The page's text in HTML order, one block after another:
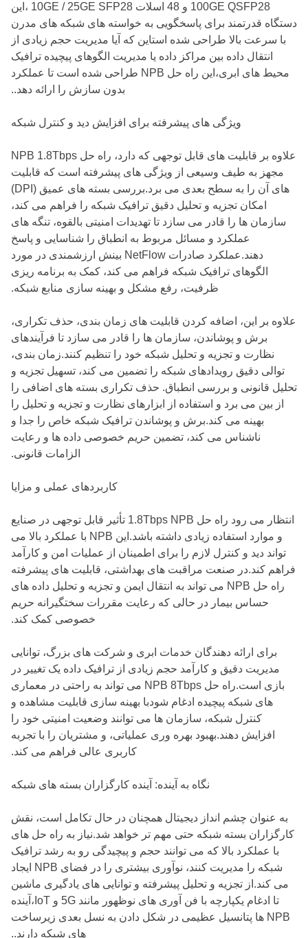
100GE QSFP28 و 48 اسلات 10GE / 25GE SFP28 ،این
دستگاه قدرتمند برای پاسخگویی به خواسته های شبکه های مدرن
با سرعت بالا طراحی شده استاین که آیا مدیریت حجم زیادی از
انتقال داده بین مراکز داده یا مدیریت الگوهای پیچیده ترافیک
محیط های ابری،این راه حل NPB طراحی شده است تا عملکرد
بدون سازش را ارائه دهد..
ویژگی های پیشرفته برای افزایش دید و کنترل شبکه
علاوه بر قابلیت های قابل توجهی که دارد، راه حل NPB 1.8Tbps
مجهز به طیف وسیعی از ویژگی های پیشرفته است که قابلیت
های آن را به سطح بعدی می برد.بررسی بسته های عمیق (DPI)
امکان تجزیه و تحلیل دقیق ترافیک شبکه را فراهم می کند،
سازمان ها را قادر می سازد تا تهدیدات امنیتی بالقوه، تنگه های
عملکرد و مسائل مربوط به انطباق را شناسایی و پاسخ
دهند.عملکرد صادرات NetFlow بینش ارزشمندی در مورد
الگوهای ترافیک شبکه فراهم می کند، کمک به برنامه ریزی
ظرفیت، رفع مشکل و بهینه سازی منابع شبکه.
علاوه بر این، اضافه کردن قابلیت های زمان بندی، حذف تکراری،
برش و پوشاندن، سازمان ها را قادر می سازد تا فرآیندهای
نظارت و تجزیه و تحلیل شبکه خود را تنظیم کنند.زمان بندی،
توالی دقیق رویدادهای شبکه را تضمین می کند، تسهیل تجزیه و
تحلیل قانونی و بررسی انطباق. حذف تکراری بسته های اضافی را
از بین می برد و استفاده از ابزارهای نظارت و تجزیه و تحلیل را
بهینه می کند.برش و پوشاندن ترافیک شبکه خاص را جدا و
ناشناس می کند، تضمین حریم خصوصی داده ها و رعایت
الزامات قانونی.
کاربردهای عملی و مزایا
انتظار می رود راه حل 1.8Tbps NPB تأثیر قابل توجهی در صنایع
و موارد استفاده زیادی داشته باشد.این NPB با عملکرد بالا می
تواند دید و کنترل لازم را برای اطمینان از عملیات امن و کارآمد
فراهم کند.در صنعت مراقبت های بهداشتی، قابلیت های پیشرفته
راه حل NPB می تواند به انتقال ایمن و تجزیه و تحلیل داده های
حساس بیمار در حالی که رعایت مقررات سختگیرانه حریم
خصوصی کمک کند.
برای ارائه دهندگان خدمات ابری و شرکت های بزرگ، توانایی
مدیریت دقیق و کارآمد حجم زیادی از ترافیک داده یک تغییر در
بازی است.راه حل NPB 8Tbps می تواند به راحتی در معماری
های شبکه پیچیده ادغام شودبا بهینه سازی قابلیت مشاهده و
کنترل شبکه، سازمان ها می توانند وضعیت امنیتی خود را
افزایش دهند.بهبود بهره وری عملیاتی، و مشتریان را با تجربه
کاربری عالی فراهم می کند.
نگاه به آینده: آینده کارگزاران بسته های شبکه
به عنوان چشم انداز دیجیتال همچنان در حال تکامل است، نقش
کارگزاران بسته شبکه حتی مهم تر خواهد شد.نیاز به راه حل های
با عملکرد بالا که می توانند حجم و پیچیدگی رو به رشد ترافیک
شبکه را مدیریت کنند، نوآوری بیشتری را در فضای NPB ایجاد
می کند.از تجزیه و تحلیل پیشرفته و توانایی های یادگیری ماشین
تا ادغام یکپارچه با فن آوری های نوظهور مانند 5G و IoT،آینده
NPB ها پتانسیل عظیمی در شکل دادن به نسل بعدی زیرساخت
های شبکه دارند..